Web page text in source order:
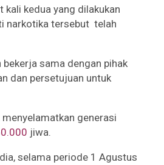
kali kedua yang dilakukan
narkotika tersebut telah
sama dengan pihak
dan persetujuan untuk
generasi
jiwa.
selama periode 1 Agustus